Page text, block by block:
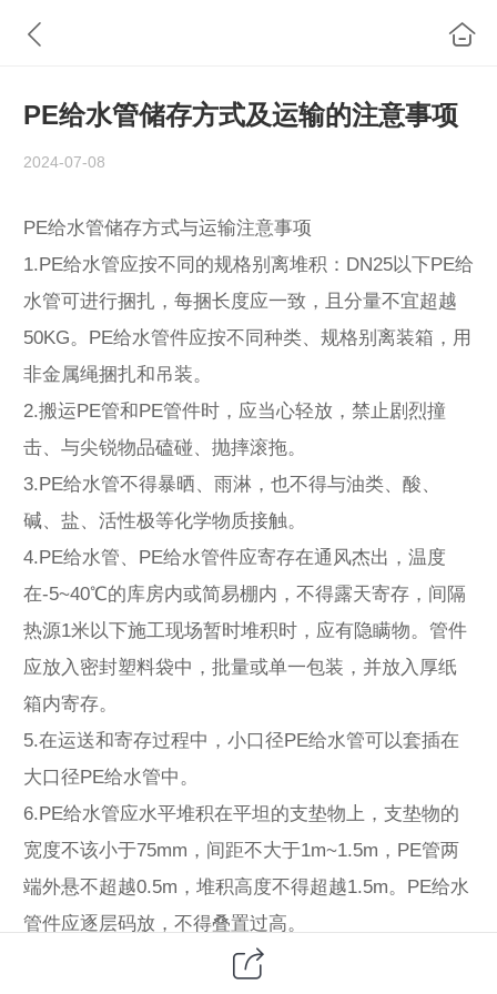
PE给水管储存方式及运输的注意事项
2024-07-08
PE给水管储存方式与运输注意事项
1.PE给水管应按不同的规格别离堆积：DN25以下PE给
水管可进行捆扎，每捆长度应一致，且分量不宜超越
50KG。PE给水管件应按不同种类、规格别离装箱，用
非金属绳捆扎和吊装。
2.搬运PE管和PE管件时，应当心轻放，禁止剧烈撞
击、与尖锐物品磕碰、抛摔滚拖。
3.PE给水管不得暴晒、雨淋，也不得与油类、酸、
碱、盐、活性极等化学物质接触。
4.PE给水管、PE给水管件应寄存在通风杰出，温度
在-5~40℃的库房内或简易棚内，不得露天寄存，间隔
热源1米以下施工现场暂时堆积时，应有隐瞒物。管件
应放入密封塑料袋中，批量或单一包装，并放入厚纸
箱内寄存。
5.在运送和寄存过程中，小口径PE给水管可以套插在
大口径PE给水管中。
6.PE给水管应水平堆积在平坦的支垫物上，支垫物的
宽度不该小于75mm，间距不大于1m~1.5m，PE管两
端外悬不超越0.5m，堆积高度不得超越1.5m。PE给水
管件应逐层码放，不得叠置过高。
7.PE给水管和PE给水管件产品从出产到使用之间的寄